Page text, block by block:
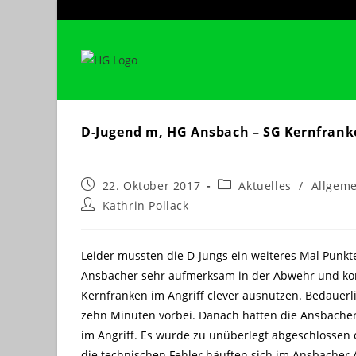
D-Jugend m, HG Ansbach – SG
Beitrag
veröffentlicht:
22. Oktober 2017
Beitrags-
Aktuelles /
Beitrags-
Kathrin Pollack
Leider mussten die D-Jungs ein weiteres Mal
Ansbacher sehr aufmerksam in der Abwehr und
Kernfranken im Angriff clever ausnutzen.
zehn Minuten vorbei. Danach hatten die
im Angriff. Es wurde zu unüberlegt